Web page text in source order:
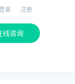
录 注册
线咨询